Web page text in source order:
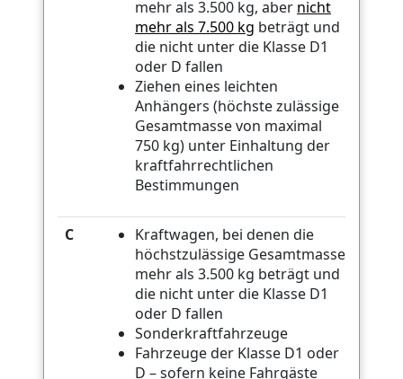
mehr als 3.500 kg, aber nicht
mehr als 7.500 kg beträgt und
die nicht unter die Klasse D1
oder D fallen
Ziehen eines leichten
Anhängers (höchste zulässige
Gesamtmasse von maximal
750 kg) unter Einhaltung der
kraftfahrrechtlichen
Bestimmungen
C
Kraftwagen, bei denen die
höchstzulässige Gesamtmasse
mehr als 3.500 kg beträgt und
die nicht unter die Klasse D1
oder D fallen
Sonderkraftfahrzeuge
Fahrzeuge der Klasse D1 oder
D – sofern keine Fahrgäste